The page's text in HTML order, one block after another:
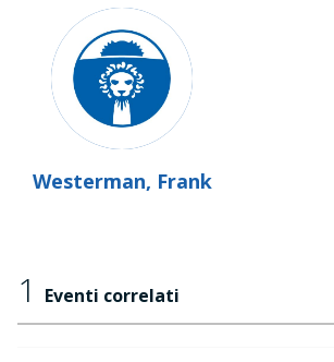
Westerman, Frank
1 Eventi correlati